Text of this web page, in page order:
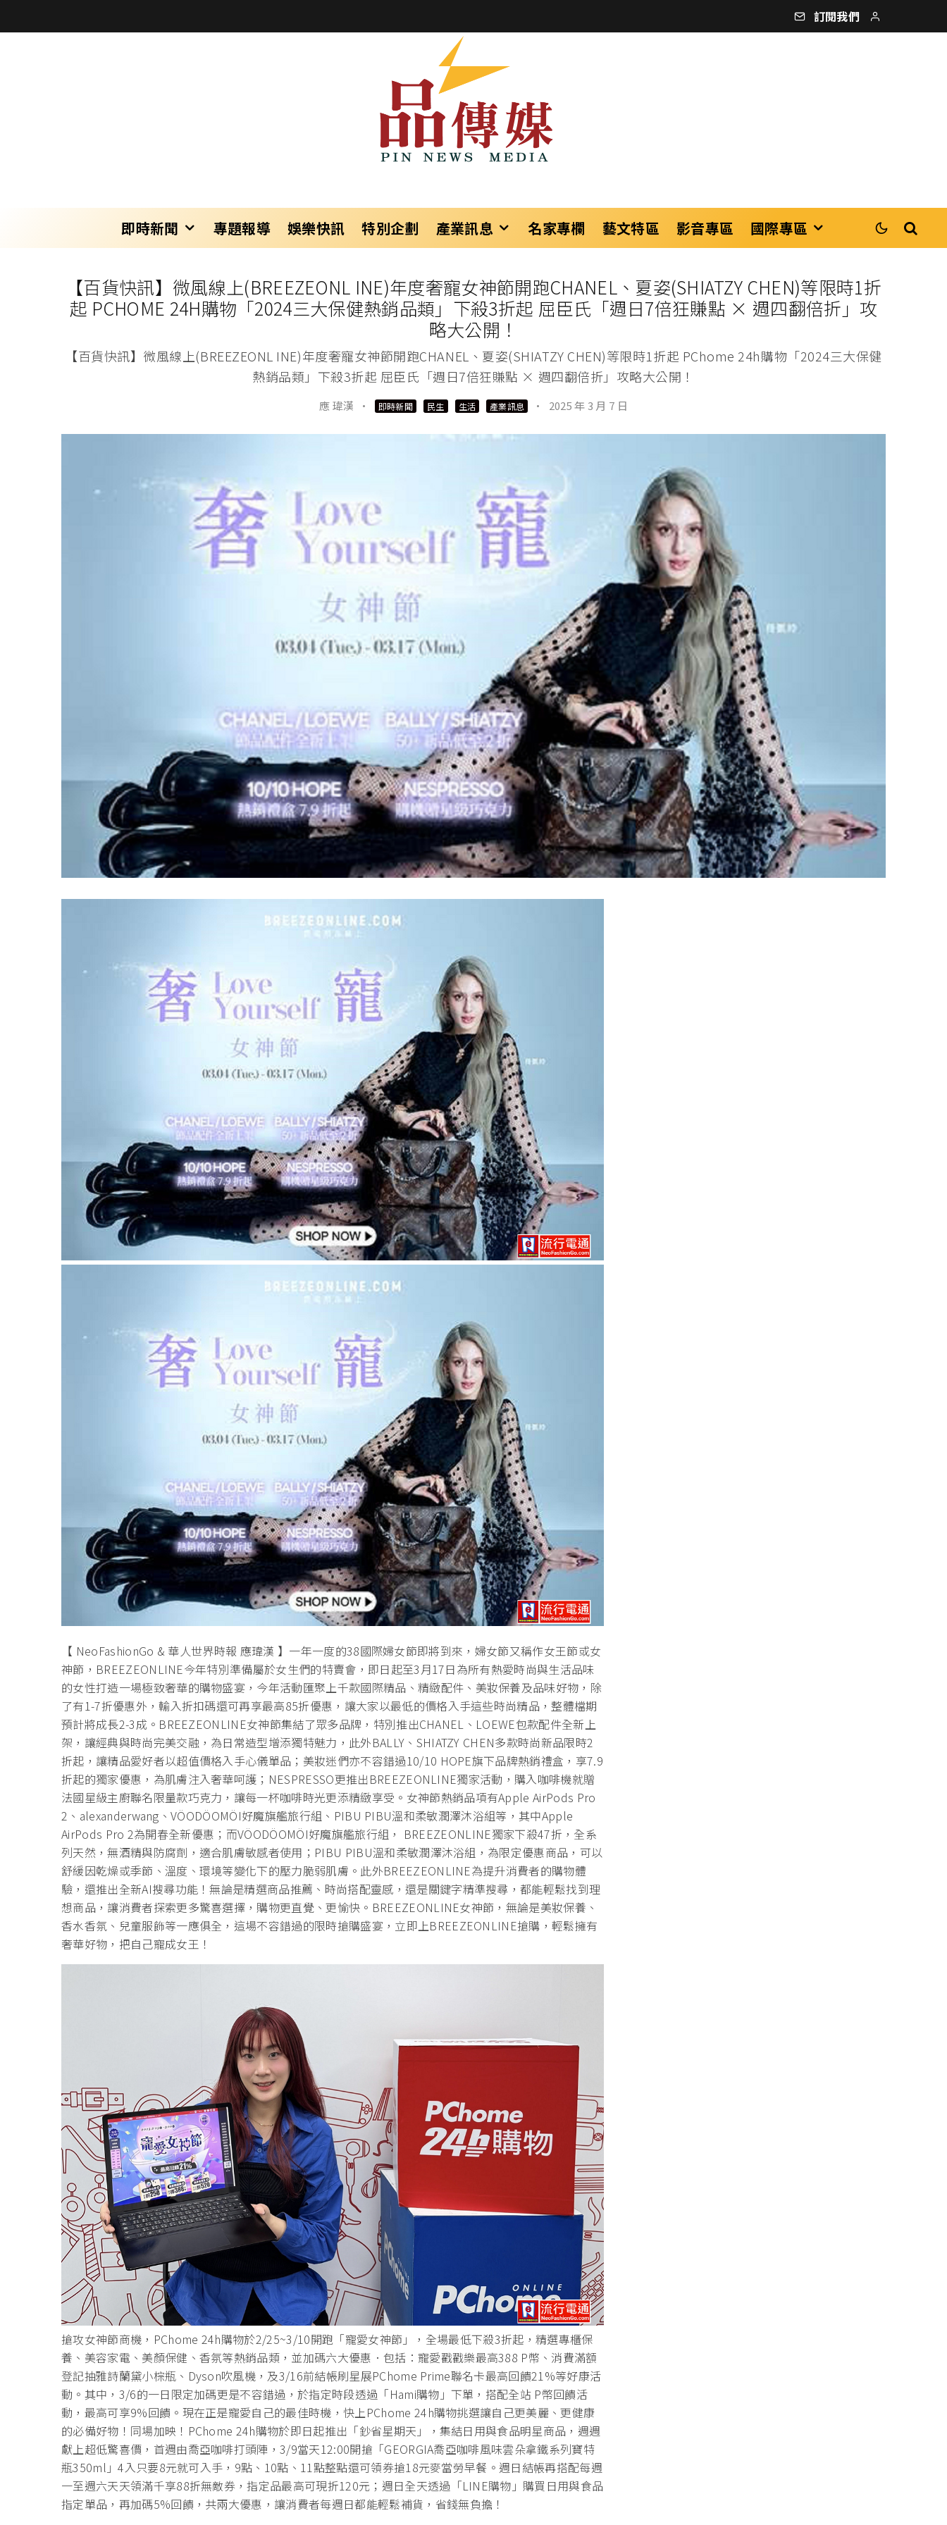
訂閱我們
即時新聞 專題報導 娛樂快訊 特別企劃 產業訊息 名家專欄 藝文特區 影音專區 國際專區
【百貨快訊】微風線上(BREEZEONL INE)年度奢寵女神節開跑CHANEL、夏姿(SHIATZY CHEN)等限時1折
起 PCHOME 24H購物「2024三大保健熱銷品類」下殺3折起 屈臣氏「週日7倍狂賺點 × 週四翻倍折」攻
略大公開！
【百貨快訊】微風線上(BREEZEONL INE)年度奢寵女神節開跑CHANEL、夏姿(SHIATZY CHEN)等限時1折起 PChome 24h購物「2024三大保健
熱銷品類」下殺3折起 屈臣氏「週日7倍狂賺點 × 週四翻倍折」攻略大公開！
應 瑋漢 · 即時新聞 民生 生活 產業訊息 · 2025 年 3 月 7 日
【 NeoFashionGo & 華人世界時報 應瑋漢 】一年一度的38國際婦女節即將到來，婦女節又稱作女王節或女
神節，BREEZEONLINE今年特別準備屬於女生們的特賣會，即日起至3月17日為所有熱愛時尚與生活品味
的女性打造一場極致奢華的購物盛宴，今年活動匯聚上千款國際精品、精緻配件、美妝保養及品味好物，除
了有1-7折優惠外，輸入折扣碼還可再享最高85折優惠，讓大家以最低的價格入手這些時尚精品，整體檔期
預計將成長2-3成。BREEZEONLINE女神節集結了眾多品牌，特別推出CHANEL、LOEWE包款配件全新上
架，讓經典與時尚完美交融，為日常造型增添獨特魅力，此外BALLY、SHIATZY CHEN多款時尚新品限時2
折起，讓精品愛好者以超值價格入手心儀單品；美妝迷們亦不容錯過10/10 HOPE旗下品牌熱銷禮盒，享7.9
折起的獨家優惠，為肌膚注入奢華呵護；NESPRESSO更推出BREEZEONLINE獨家活動，購入咖啡機就贈
法國星級主廚聯名限量款巧克力，讓每一杯咖啡時光更添精緻享受。女神節熱銷品項有Apple AirPods Pro
2、alexanderwang、VÖODÖOMÖI好魔旗艦旅行組、PIBU PIBU溫和柔敏潤澤沐浴組等，其中Apple
AirPods Pro 2為開春全新優惠；而VÖODÖOMÖI好魔旗艦旅行組， BREEZEONLINE獨家下殺47折，全系
列天然，無酒精與防腐劑，適合肌膚敏感者使用；PIBU PIBU溫和柔敏潤澤沐浴組，為限定優惠商品，可以
舒緩因乾燥或季節、溫度、環境等變化下的壓力脆弱肌膚。此外BREEZEONLINE為提升消費者的購物體
驗，還推出全新AI搜尋功能！無論是精選商品推薦、時尚搭配靈感，還是關鍵字精準搜尋，都能輕鬆找到理
想商品，讓消費者探索更多驚喜選擇，購物更直覺、更愉快。BREEZEONLINE女神節，無論是美妝保養、
香水香氛、兒童服飾等一應俱全，這場不容錯過的限時搶購盛宴，立即上BREEZEONLINE搶購，輕鬆擁有
奢華好物，把自己寵成女王！
搶攻女神節商機，PChome 24h購物於2/25~3/10開跑「寵愛女神節」，全場最低下殺3折起，精選專櫃保
養、美容家電、美顏保健、香氛等熱銷品類，並加碼六大優惠．包括：寵愛戳戳樂最高388 P幣、消費滿額
登記抽雅詩蘭黛小棕瓶、Dyson吹風機，及3/16前結帳刷星展PChome Prime聯名卡最高回饋21%等好康活
動。其中，3/6的一日限定加碼更是不容錯過，於指定時段透過「Hami購物」下單，搭配全站 P幣回饋活
動，最高可享9%回饋。現在正是寵愛自己的最佳時機，快上PChome 24h購物挑選讓自己更美麗、更健康
的必備好物！同場加映！PChome 24h購物於即日起推出「鈔省星期天」，集結日用與食品明星商品，週週
獻上超低驚喜價，首週由喬亞咖啡打頭陣，3/9當天12:00開搶「GEORGIA喬亞咖啡風味雲朵拿鐵系列寶特
瓶350ml」4入只要8元就可入手，9點、10點、11點整點還可領券搶18元麥當勞早餐。週日結帳再搭配每週
一至週六天天領滿千享88折無敵券，指定品最高可現折120元；週日全天透過「LINE購物」購買日用與食品
指定單品，再加碼5%回饋，共兩大優惠，讓消費者每週日都能輕鬆補貨，省錢無負擔！